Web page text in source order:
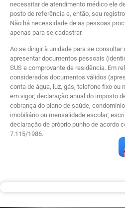
necessitar de atendimento médico ele
posto de referência e, então, seu
Não há necessidade de as pessoas
apenas para se cadastrar.
Ao se dirigir à unidade para se consultar
apresentar documentos pessoais
SUS e comprovante de residência. Em
considerados documentos válidos
conta de água, luz, gás, telefone fixo ou
em vigor; declaração anual do imposto
cobrança do plano de saúde,
imobiliário ou mensalidade escolar;
declaração de próprio punho de acordo
7.115/1986.